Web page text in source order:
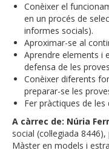
Conèixer el
en un procés de
informes socials).
Aproximar-se al
Aprendre elements i
defensa de les
Conèixer diferents
preparar-se les
Fer pràctiques de les
A càrrec de: Núria
social (col·legiada
Màster en models i